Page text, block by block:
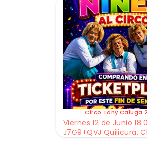
Circo Tony Caluga
Viernes 12 de Junio
J7G9+QVJ Quilicura,